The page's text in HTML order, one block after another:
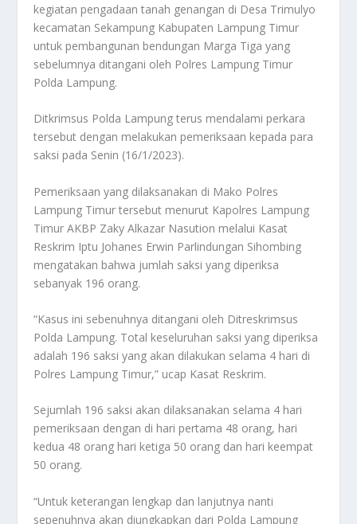
kegiatan pengadaan tanah genangan di Desa Trimulyo
kecamatan Sekampung Kabupaten Lampung Timur
untuk pembangunan bendungan Marga Tiga yang
sebelumnya ditangani oleh Polres Lampung Timur
Polda Lampung.
Ditkrimsus Polda Lampung terus mendalami perkara
tersebut dengan melakukan pemeriksaan kepada para
saksi pada Senin (16/1/2023).
Pemeriksaan yang dilaksanakan di Mako Polres
Lampung Timur tersebut menurut Kapolres Lampung
Timur AKBP Zaky Alkazar Nasution melalui Kasat
Reskrim Iptu Johanes Erwin Parlindungan Sihombing
mengatakan bahwa jumlah saksi yang diperiksa
sebanyak 196 orang.
“Kasus ini sebenuhnya ditangani oleh Ditreskrimsus
Polda Lampung. Total keseluruhan saksi yang diperiksa
adalah 196 saksi yang akan dilakukan selama 4 hari di
Polres Lampung Timur,” ucap Kasat Reskrim.
Sejumlah 196 saksi akan dilaksanakan selama 4 hari
pemeriksaan dengan di hari pertama 48 orang, hari
kedua 48 orang hari ketiga 50 orang dan hari keempat
50 orang.
“Untuk keterangan lengkap dan lanjutnya nanti
sepenuhnya akan diungkapkan dari Polda Lampung